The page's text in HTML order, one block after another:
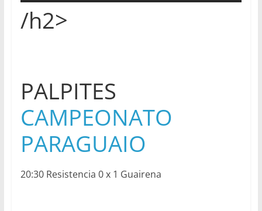
/h2>
PALPITES
CAMPEONATO
PARAGUAIO
20:30 Resistencia 0 x 1 Guairena